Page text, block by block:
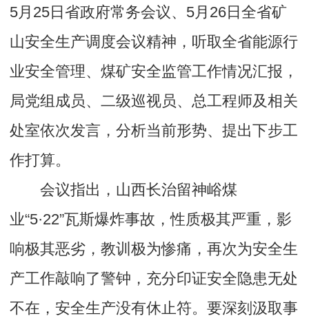
5月25日省政府常务会议、5月26日全省矿
山安全生产调度会议精神，听取全省能源行
业安全管理、煤矿安全监管工作情况汇报，
局党组成员、二级巡视员、总工程师及相关
处室依次发言，分析当前形势、提出下步工
作打算。
会议指出，山西长治留神峪煤
业“5·22”瓦斯爆炸事故，性质极其严重，影
响极其恶劣，教训极为惨痛，再次为安全生
产工作敲响了警钟，充分印证安全隐患无处
不在，安全生产没有休止符。要深刻汲取事